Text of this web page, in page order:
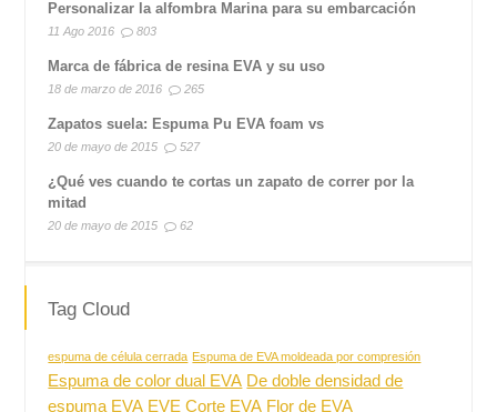
Personalizar la alfombra Marina para su embarcación
11 Ago 2016 803
Marca de fábrica de resina EVA y su uso
18 de marzo de 2016 265
Zapatos suela: Espuma Pu EVA foam vs
20 de mayo de 2015 527
¿Qué ves cuando te cortas un zapato de correr por la
mitad
20 de mayo de 2015 62
Tag Cloud
espuma de célula cerrada Espuma de EVA moldeada por compresión
Espuma de color dual EVA De doble densidad de
espuma EVA EVE Corte EVA Flor de EVA